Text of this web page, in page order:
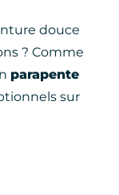
douce
? Comme
parapente
sur